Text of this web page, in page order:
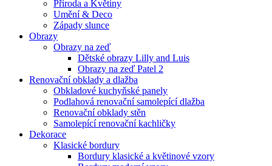
Příroda a Květiny
Umění & Deco
Západy slunce
Obrazy
Obrazy na zeď
Dětské obrazy Lilly and Luis
Obrazy na zeď Patel 2
Renovační obklady a dlažba
Obkladové kuchyňské panely
Podlahová renovační samolepící dlažba
Renovační obklady stěn
Samolepící renovační kachličky
Dekorace
Klasické bordury
Bordury klasické a květinové vzory